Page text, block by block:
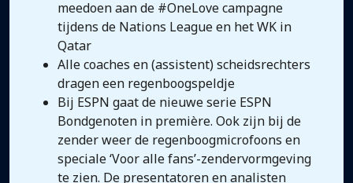
meedoen aan de #OneLove campagne
tijdens de Nations League en het WK in
Qatar
Alle coaches en (assistent) scheidsrechters
dragen een regenboogspeldje
Bij ESPN gaat de nieuwe serie ESPN
Bondgenoten in première. Ook zijn bij de
zender weer de regenboogmicrofoons en
speciale ‘Voor alle fans’-zendervormgeving
te zien. De presentatoren en analisten